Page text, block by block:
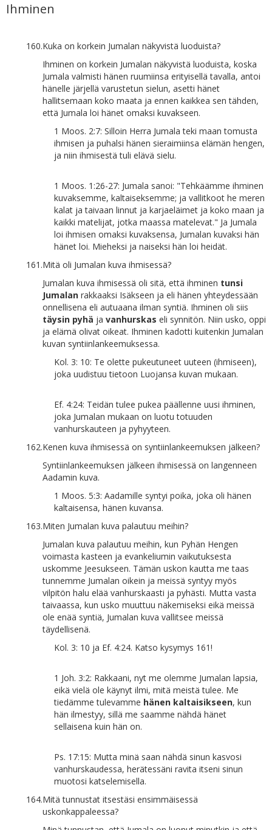
Ihminen
160.Kuka on korkein Jumalan näkyvistä luoduista?
Ihminen on korkein Jumalan näkyvistä luoduista, koska
Jumala valmisti hänen ruumiinsa erityisellä tavalla, antoi
hänelle järjellä varustetun sielun, asetti hänet
hallitsemaan koko maata ja ennen kaikkea sen tähden,
että Jumala loi hänet omaksi kuvakseen.
1 Moos. 2:7: Silloin Herra Jumala teki maan tomusta
ihmisen ja puhalsi hänen sieraimiinsa elämän hengen,
ja niin ihmisestä tuli elävä sielu.
1 Moos. 1:26-27: Jumala sanoi: "Tehkäämme ihminen
kuvaksemme, kaltaiseksemme; ja vallitkoot he meren
kalat ja taivaan linnut ja karjaeläimet ja koko maan ja
kaikki matelijat, jotka maassa matelevat." Ja Jumala
loi ihmisen omaksi kuvaksensa, Jumalan kuvaksi hän
hänet loi. Mieheksi ja naiseksi hän loi heidät.
161.Mitä oli Jumalan kuva ihmisessä?
Jumalan kuva ihmisessä oli sitä, että ihminen tunsi
Jumalan rakkaaksi Isäkseen ja eli hänen yhteydessään
onnellisena eli autuaana ilman syntiä. Ihminen oli siis
täysin pyhä ja vanhurskas eli synnitön. Niin usko, oppi
ja elämä olivat oikeat. Ihminen kadotti kuitenkin Jumalan
kuvan syntiinlankeemuksessa.
Kol. 3: 10: Te olette pukeutuneet uuteen (ihmiseen),
joka uudistuu tietoon Luojansa kuvan mukaan.
Ef. 4:24: Teidän tulee pukea päällenne uusi ihminen,
joka Jumalan mukaan on luotu totuuden
vanhurskauteen ja pyhyyteen.
162.Kenen kuva ihmisessä on syntiinlankeemuksen jälkeen?
Syntiinlankeemuksen jälkeen ihmisessä on langenneen
Aadamin kuva.
1 Moos. 5:3: Aadamille syntyi poika, joka oli hänen
kaltaisensa, hänen kuvansa.
163.Miten Jumalan kuva palautuu meihin?
Jumalan kuva palautuu meihin, kun Pyhän Hengen
voimasta kasteen ja evankeliumin vaikutuksesta
uskomme Jeesukseen. Tämän uskon kautta me taas
tunnemme Jumalan oikein ja meissä syntyy myös
vilpitön halu elää vanhurskaasti ja pyhästi. Mutta vasta
taivaassa, kun usko muuttuu näkemiseksi eikä meissä
ole enää syntiä, Jumalan kuva vallitsee meissä
täydellisenä.
Kol. 3: 10 ja Ef. 4:24. Katso kysymys 161!
1 Joh. 3:2: Rakkaani, nyt me olemme Jumalan lapsia,
eikä vielä ole käynyt ilmi, mitä meistä tulee. Me
tiedämme tulevamme hänen kaltaisikseen, kun
hän ilmestyy, sillä me saamme nähdä hänet
sellaisena kuin hän on.
Ps. 17:15: Mutta minä saan nähdä sinun kasvosi
vanhurskaudessa, herätessäni ravita itseni sinun
muotosi katselemisella.
164.Mitä tunnustat itsestäsi ensimmäisessä
uskonkappaleessa?